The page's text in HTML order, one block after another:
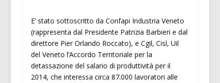
E’ stato sottoscritto da Confapi Industria Veneto
(rappresenta dal Presidente Patrizia Barbieri e dal
direttore Pier Orlando Roccato), e Cgil, Cisl, Uil
del Veneto l’Accordo Territoriale per la
detassazione del salario di produttività per il
2014, che interessa circa 87.000 lavoratori alle